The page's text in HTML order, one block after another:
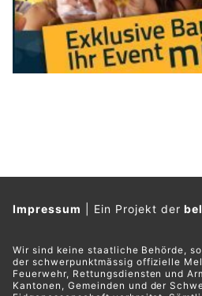
Impressum Ein Projekt der
Wir sind keine staatliche Behörde,
der schwerpunktmässig offizielle
Feuerwehr, Rettungsdiensten und
Kantonen, Gemeinden und der